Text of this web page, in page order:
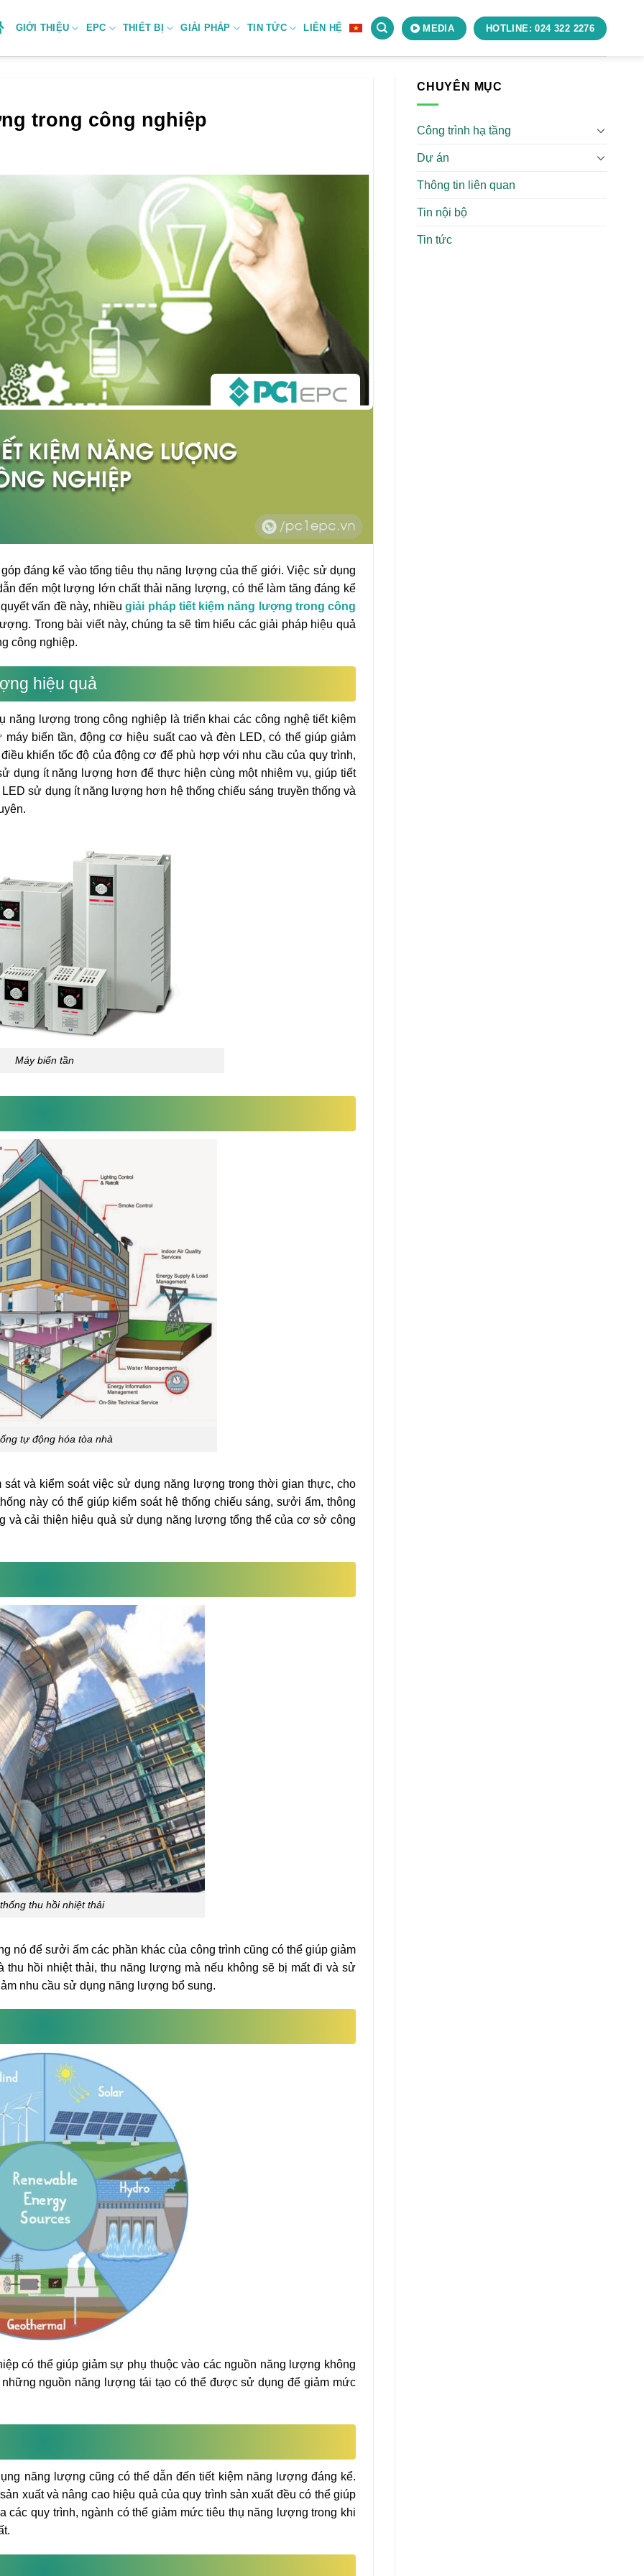
GIỚI THIỆU EPC THIẾT BỊ GIẢI PHÁP TIN TỨC LIÊN HỆ MEDIA HOTLINE: 024 322 2276
trong công nghiệp
đáng kể vào tổng tiêu thụ năng lượng của thế giới. Việc sử dụng
đến một lượng lớn chất thải năng lượng, có thể làm tăng đáng kể
vấn đề này, nhiềugiải pháp tiết kiệm năng lượng trong công
Trong bài viết này, chúng ta sẽ tìm hiểu các giải pháp hiệu quả
công nghiệp.
hiệu quả
năng lượng trong công nghiệp là triển khai các công nghệ tiết kiệm
biến tần, động cơ hiệu suất cao và đèn LED, có thể giúp giảm
khiển tốc độ của động cơ để phù hợp với nhu cầu của quy trình,
dụng ít năng lượng hơn để thực hiện cùng một nhiệm vụ, giúp tiết
sử dụng ít năng lượng hơn hệ thống chiếu sáng truyền thống và
Máy biến tần
tự động hóa tòa nhà
và kiểm soát việc sử dụng năng lượng trong thời gian thực, cho
này có thể giúp kiểm soát hệ thống chiếu sáng, sưởi ấm, thông
và cải thiện hiệu quả sử dụng năng lượng tổng thể của cơ sở công
thu hồi nhiệt thải
nó để sưởi ấm các phần khác của công trình cũng có thể giúp giảm
hồi nhiệt thải, thu năng lượng mà nếu không sẽ bị mất đi và sử
nhu cầu sử dụng năng lượng bổ sung.
có thể giúp giảm sự phụ thuộc vào các nguồn năng lượng không
nguồn năng lượng tái tạo có thể được sử dụng để giảm mức
năng lượng cũng có thể dẫn đến tiết kiệm năng lượng đáng kể.
xuất và nâng cao hiệu quả của quy trình sản xuất đều có thể giúp
quy trình, ngành có thể giảm mức tiêu thụ năng lượng trong khi
CHUYÊN MỤC
Công trình hạ tầng
Dự án
Thông tin liên quan
Tin nội bộ
Tin tức